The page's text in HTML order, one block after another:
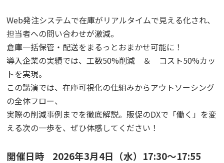
Web発注システムで在庫がリアルタイムで見える化され、
担当者への問い合わせが激減。
倉庫一括保管・配送をまるっとおまかせ可能に！
導入企業の実績では、工数50%削減 ＆ コスト50%カッ
トを実現。
この講演では、在庫可視化の仕組みからアウトソーシング
の全体フロー、
実際の削減事例までを徹底解説。販促のDXで「働く」を変
える次の一歩を、ぜひ体感してください！
開催日時 2026年3月4日（水）17:30～17:55